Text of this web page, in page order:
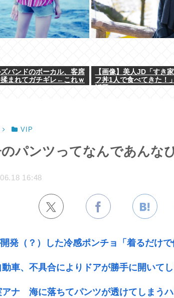
ズバンドのボーカル、客席
まれてガチギレ←これｗ
【画像】美人JD「すき
フ丼1人で食べてきた！
VIP
パンツってなんであんな
16:48
発（？）した冷感ポンチョ「着るだけ
動車、不具合によりドアが勝手に開いて
ナ 海に落ちてパンツが透けてしまうハ